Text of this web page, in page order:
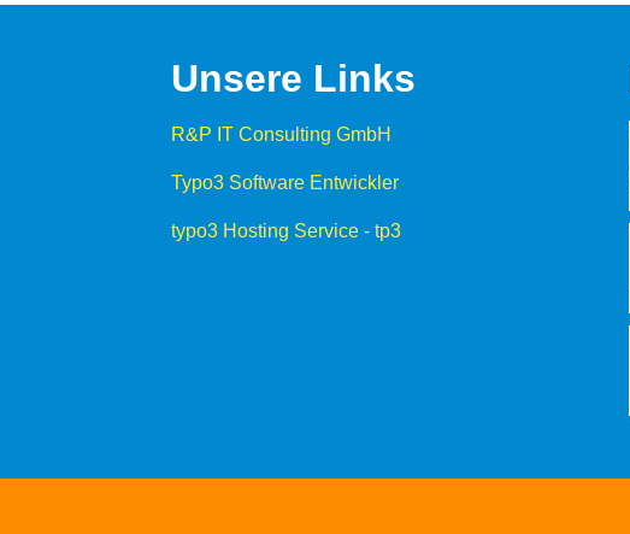
Unsere Links
R&P IT Consulting GmbH
Typo3 Software Entwickler
typo3 Hosting Service - tp3